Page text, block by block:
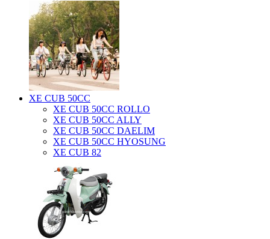
XE CUB 50CC
XE CUB 50CC ROLLO
XE CUB 50CC ALLY
XE CUB 50CC DAELIM
XE CUB 50CC HYOSUNG
XE CUB 82